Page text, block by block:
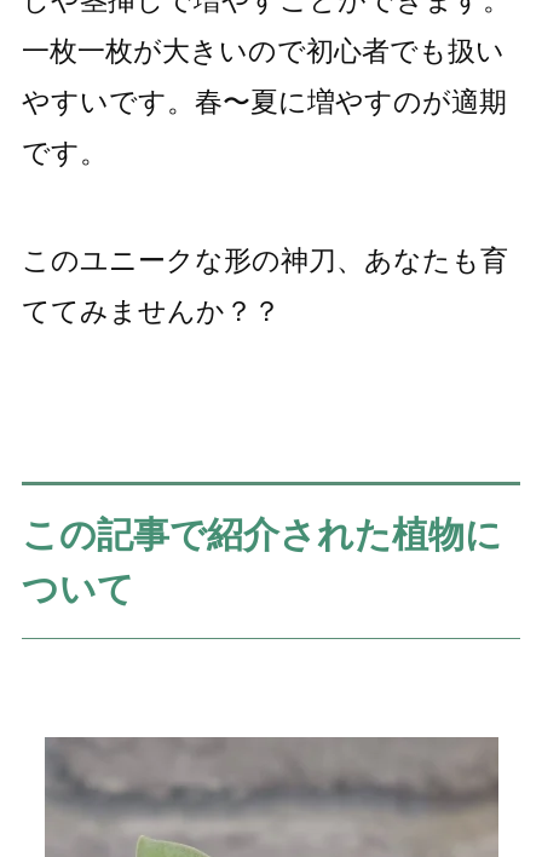
一枚一枚が大きいので初心者でも扱い
やすいです。春〜夏に増やすのが適期
です。
このユニークな形の神刀、あなたも育
ててみませんか？？
この記事で紹介された植物に
ついて